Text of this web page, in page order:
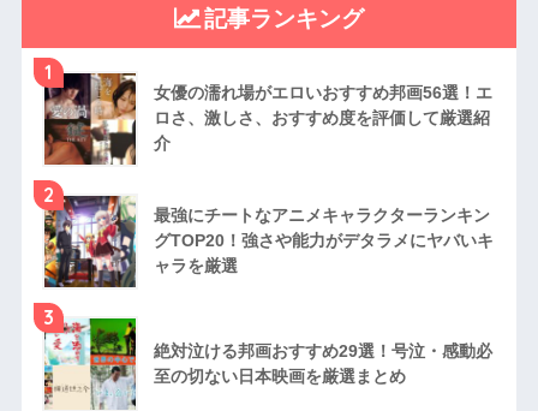
記事ランキング
1
女優の濡れ場がエロいおすすめ邦画56選！エ
ロさ、激しさ、おすすめ度を評価して厳選紹
介
2
最強にチートなアニメキャラクターランキン
グTOP20！強さや能力がデタラメにヤバいキ
ャラを厳選
3
絶対泣ける邦画おすすめ29選！号泣・感動必
至の切ない日本映画を厳選まとめ